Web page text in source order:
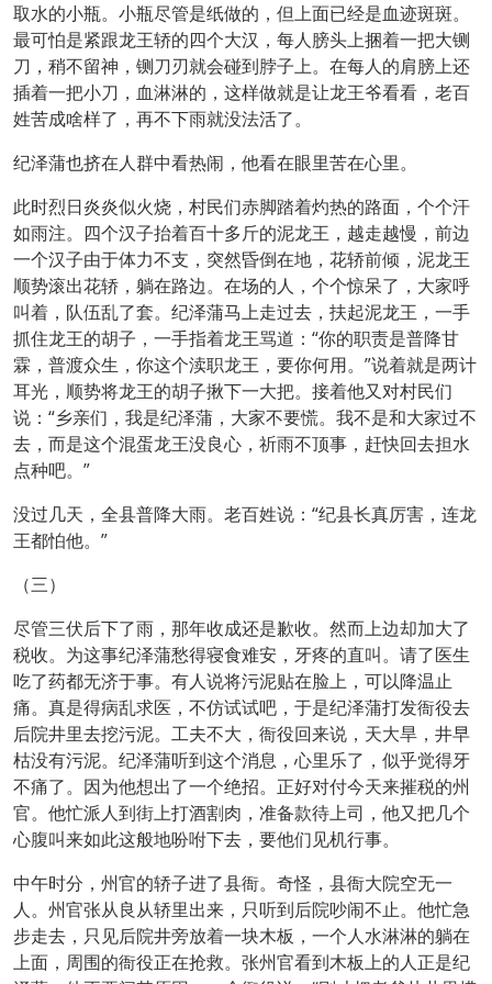
取水的小瓶。小瓶尽管是纸做的，但上面已经是血迹斑斑。
最可怕是紧跟龙王轿的四个大汉，每人膀头上捆着一把大铡
刀，稍不留神，铡刀刃就会碰到脖子上。在每人的肩膀上还
插着一把小刀，血淋淋的，这样做就是让龙王爷看看，老百
姓苦成啥样了，再不下雨就没法活了。
纪泽蒲也挤在人群中看热闹，他看在眼里苦在心里。
此时烈日炎炎似火烧，村民们赤脚踏着灼热的路面，个个汗
如雨注。四个汉子抬着百十多斤的泥龙王，越走越慢，前边
一个汉子由于体力不支，突然昏倒在地，花轿前倾，泥龙王
顺势滚出花轿，躺在路边。在场的人，个个惊呆了，大家呼
叫着，队伍乱了套。纪泽蒲马上走过去，扶起泥龙王，一手
抓住龙王的胡子，一手指着龙王骂道：“你的职责是普降甘
霖，普渡众生，你这个渎职龙王，要你何用。”说着就是两计
耳光，顺势将龙王的胡子揪下一大把。接着他又对村民们
说：“乡亲们，我是纪泽蒲，大家不要慌。我不是和大家过不
去，而是这个混蛋龙王没良心，祈雨不顶事，赶快回去担水
点种吧。”
没过几天，全县普降大雨。老百姓说：“纪县长真厉害，连龙
王都怕他。”
（三）
尽管三伏后下了雨，那年收成还是歉收。然而上边却加大了
税收。为这事纪泽蒲愁得寝食难安，牙疼的直叫。请了医生
吃了药都无济于事。有人说将污泥贴在脸上，可以降温止
痛。真是得病乱求医，不仿试试吧，于是纪泽蒲打发衙役去
后院井里去挖污泥。工夫不大，衙役回来说，天大旱，井早
枯没有污泥。纪泽蒲听到这个消息，心里乐了，似乎觉得牙
不痛了。因为他想出了一个绝招。正好对付今天来摧税的州
官。他忙派人到街上打酒割肉，准备款待上司，他又把几个
心腹叫来如此这般地吩咐下去，要他们见机行事。
中午时分，州官的轿子进了县衙。奇怪，县衙大院空无一
人。州官张从良从轿里出来，只听到后院吵闹不止。他忙急
步走去，只见后院井旁放着一块木板，一个人水淋淋的躺在
上面，周围的衙役正在抢救。张州官看到木板上的人正是纪